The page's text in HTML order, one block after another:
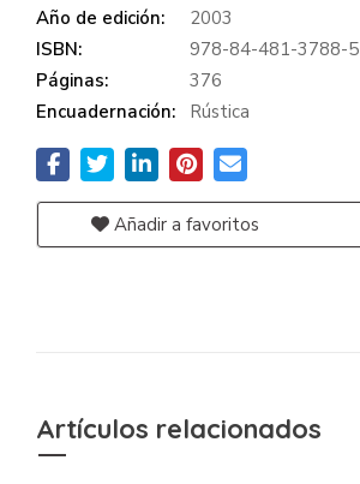
Año de edición:
2003
ISBN:
978-84-481-3788-5
Páginas:
376
Encuadernación:
Rústica
Añadir a favoritos
Artículos relacionados